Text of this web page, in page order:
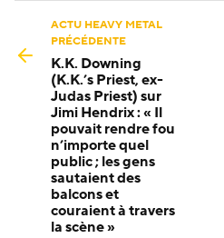
ACTU HEAVY METAL
PRÉCÉDENTE
K.K. Downing
(K.K.’s Priest, ex-
Judas Priest) sur
Jimi Hendrix : « Il
pouvait rendre fou
n’importe quel
public ; les gens
sautaient des
balcons et
couraient à travers
la scène »